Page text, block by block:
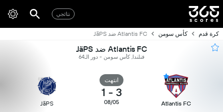
نتائجي
كرة قدم كأس سومن Atlantis FC ضد JäPS
Atlantis FC ضد JäPS
فنلندا, كأس سومن - دور الـ64
Atlantis FC
انتهت
3
-
1
08/05
JäPS